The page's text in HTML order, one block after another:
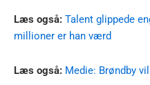
Læs også: Talent glippede
millioner er han værd
Læs også: Medie: Brøndby